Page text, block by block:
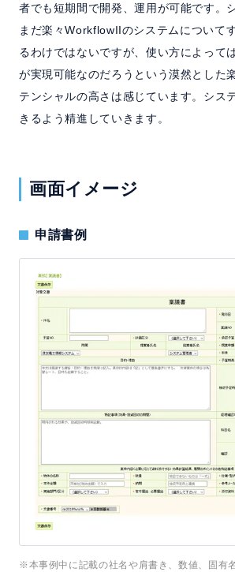
者でも短期間で開発、運用が可能です。
まだ楽々WorkflowIIのシステムについて
るわけではないですが、使い方によって
が実現可能なのだろうという漠然とした
テンシャルの高さは感じています。シス
きるよう精進していきます。
画面イメージ
申請書例
※本事例中に記載の社名や肩書き、数値、固有